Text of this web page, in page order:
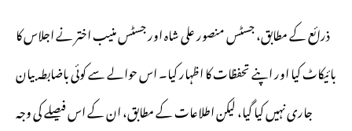
ذرائع کے مطابق، جسٹس منصور علی شاہ اور جسٹس منیب اختر نے اجلاس کا
بائیکاٹ کیا اور اپنے تحفظات کا اظہار کیا۔ اس حوالے سے کوئی باضابطہ بیان
جاری نہیں کیا گیا، لیکن اطلاعات کے مطابق، ان کے اس فیصلے کی وجہ